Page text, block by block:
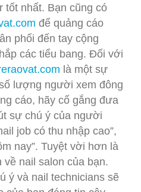
tốt nhất. Bạn cũng có
để quảng cáo
phối đến tay cộng
các tiểu bang. Đối với
là một sự
lượng người xem đông
cáo, hãy cố gắng đưa
sự chú ý của người
job có thu nhập cao”,
nay”. Tuyệt vời hơn là
về nail salon của bạn.
ý và nail technicians sẽ